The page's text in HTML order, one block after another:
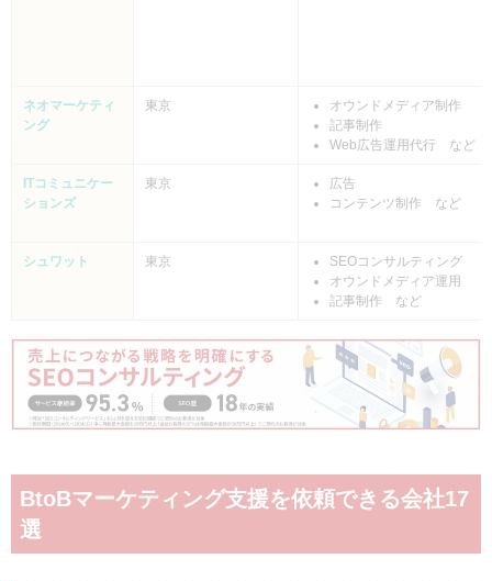
ネオマーケティ
ング
東京
オウンドメディア制作
記事制作
Web広告運用代行 など
ITコミュニケー
ションズ
東京
広告
コンテンツ制作 など
シュワット 東京
SEOコンサルティング
オウンドメディア運用
記事制作 など
BtoBマーケティング支援を依頼できる会社17
選